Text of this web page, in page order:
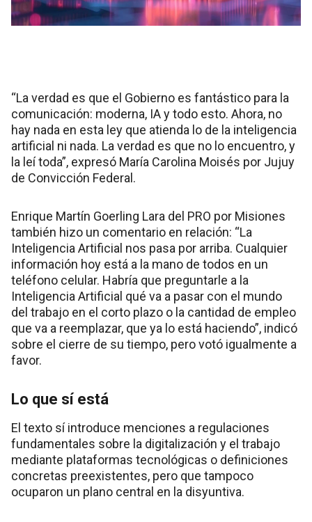
“La verdad es que el Gobierno es fantástico para la
comunicación: moderna, IA y todo esto. Ahora, no
hay nada en esta ley que atienda lo de la inteligencia
artificial ni nada. La verdad es que no lo encuentro, y
la leí toda”, expresó María Carolina Moisés por Jujuy
de Convicción Federal.
Enrique Martín Goerling Lara del PRO por Misiones
también hizo un comentario en relación: “La
Inteligencia Artificial nos pasa por arriba. Cualquier
información hoy está a la mano de todos en un
teléfono celular. Habría que preguntarle a la
Inteligencia Artificial qué va a pasar con el mundo
del trabajo en el corto plazo o la cantidad de empleo
que va a reemplazar, que ya lo está haciendo”, indicó
sobre el cierre de su tiempo, pero votó igualmente a
favor.
Lo que sí está
El texto sí introduce menciones a regulaciones
fundamentales sobre la digitalización y el trabajo
mediante plataformas tecnológicas o definiciones
concretas preexistentes, pero que tampoco
ocuparon un plano central en la disyuntiva.